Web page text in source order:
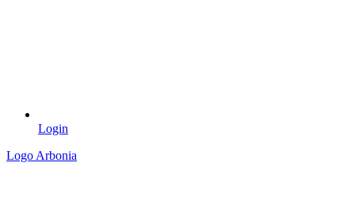
Login
Logo Arbonia